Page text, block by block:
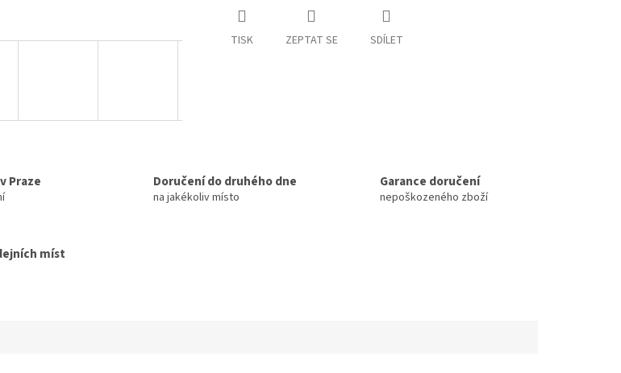
TISK ZEPTAT SE SDÍLET
Praze Doručení do druhého dne
na jakékoliv místo
Garance doručení
nepoškozeného zboží
míst